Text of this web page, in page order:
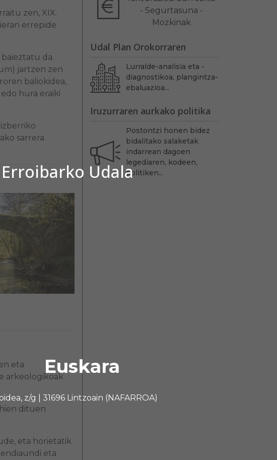
Udala
Euskara
z/g | 31696 Lintzoain (NAFARROA)
zen, XIX.
errepide
da.
jartzen zen
baliokidea,
hura eraiki
sarrera
eta
arkeologikoak
dituen
eta horietatik
eta
- Segurtasuna -
Mozkinak
Udal Plan Orokorraren
Lurralde-analisia eta -
diagnostikoa, plangintza-
ebaluazioa...
Iruzurraren aurkako politika
Postontzi honen bidez
bidalitako salaketak
indarrean dagoen
legediaren, kodeen,
politiken...